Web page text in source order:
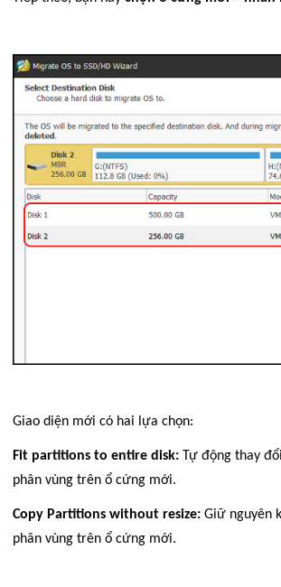
Giao diện mới có hai lựa chọn:
Fit partitions to entire disk: Tự động thay
phân vùng trên ổ cứng mới.
Copy Partitions without resize: Giữ nguyên
phân vùng trên ổ cứng mới.